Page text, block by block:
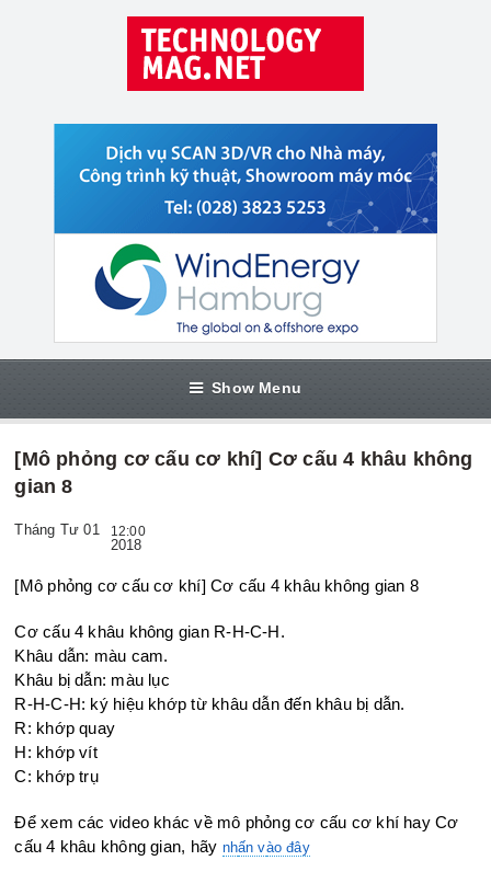
Show Menu
[Mô phỏng cơ cấu cơ khí] Cơ cấu 4 khâu không
gian 8
Tháng Tư 01 12:00
2018
[Mô phỏng cơ cấu cơ khí] Cơ cấu 4 khâu không gian 8
Cơ cấu 4 khâu không gian R-H-C-H.
Khâu dẫn: màu cam.
Khâu bị dẫn: màu lục
R-H-C-H: ký hiệu khớp từ khâu dẫn đến khâu bị dẫn.
R: khớp quay
H: khớp vít
C: khớp trụ
Để xem các video khác về mô phỏng cơ cấu cơ khí hay Cơ
cấu 4 khâu không gian, hãy nhấn vào đây